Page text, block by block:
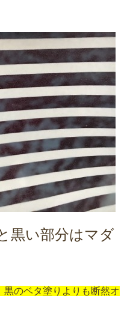
黒い部分はマダ
のベタ塗りよりも断然オ